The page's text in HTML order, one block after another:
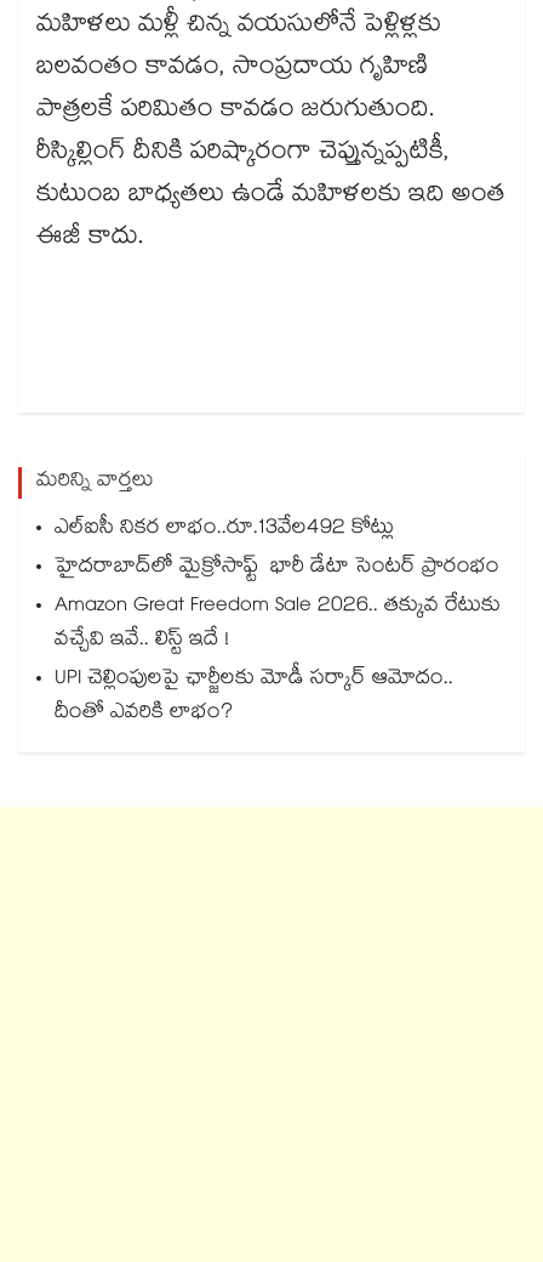
మహిళలు మళ్లీ చిన్న వయసులోనే పెళ్లిళ్లకు
బలవంతం కావడం, సాంప్రదాయ గృహిణి
పాత్రలకే పరిమితం కావడం జరుగుతుంది.
రీస్కిల్లింగ్ దీనికి పరిష్కారంగా చెప్తున్నప్పటికీ,
కుటుంబ బాధ్యతలు ఉండే మహిళలకు ఇది అంత
ఈజీ కాదు.
మరిన్ని వార్తలు
ఎల్ఐసీ నికర లాభం..రూ.13వేల492 కోట్లు
హైదరాబాద్‌‌‌‌‌‌‌‌లో మైక్రోసాఫ్ట్ భారీ డేటా సెంటర్ ప్రారంభం
Amazon Great Freedom Sale 2026.. తక్కువ రేటుకు
వచ్చేవి ఇవే.. లిస్ట్ ఇదే !
UPI చెల్లింపులపై ఛార్జీలకు మోడీ సర్కార్ ఆమోదం..
దీంతో ఎవరికి లాభం?